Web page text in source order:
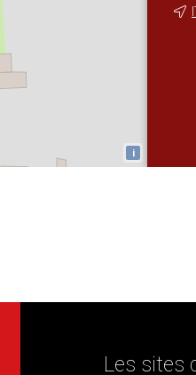
i
Les sites